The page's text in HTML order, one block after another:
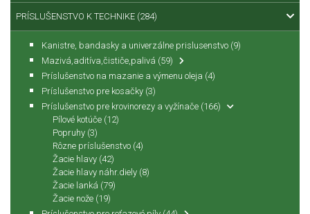
PRÍSLUŠENSTVO K TECHNIKE (284)
Kanistre, bandasky a univerzálne prislusenstvo (9)
Mazivá,aditíva,čističe,palivá (59)
Príslušenstvo na mazanie a výmenu oleja (4)
Príslušenstvo pre kosačky (3)
Príslušenstvo pre krovinorezy a vyžínače (166)
Pílové kotúče (12)
Popruhy (3)
Rôzne príslušenstvo (4)
Žacie hlavy (42)
Žacie hlavy náhr.diely (8)
Žacie lanká (79)
Žacie nože (19)